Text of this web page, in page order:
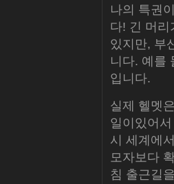
나의 특권
다! 긴 머
있지만, 부
니다. 예를
입니다.
실제 헬멧
일이있어
시 세계에
모자보다
침 출근길